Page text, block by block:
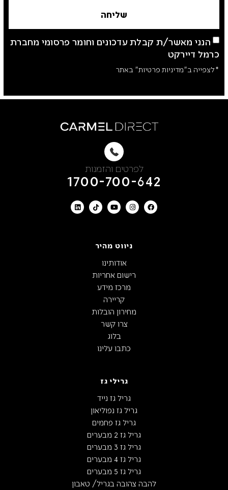
הנני מאשר/ת קבלת עדכונים וחומר פרסומי מחברת
כרמל דיירקט
*לצפייה ב"מדיניות פרטיות" באתר
שליחה
לפרטים והזמנות
1700-700-642
ניווט מהיר
אודותינו
רישום אחריות
מרכז מידע
קריירה
מחירון הובלות
צרו קשר
בלוג
כתבו עלינו
גרילי גז
גריל גז נייד
גריל גז נפוליאון
גריל גז פחמים
גריל גז 2 מבערים
גריל גז 3 מבערים
גריל גז 4 מבערים
גריל גז 5 מבערים
להבה צהובה בגריל/ טאבון